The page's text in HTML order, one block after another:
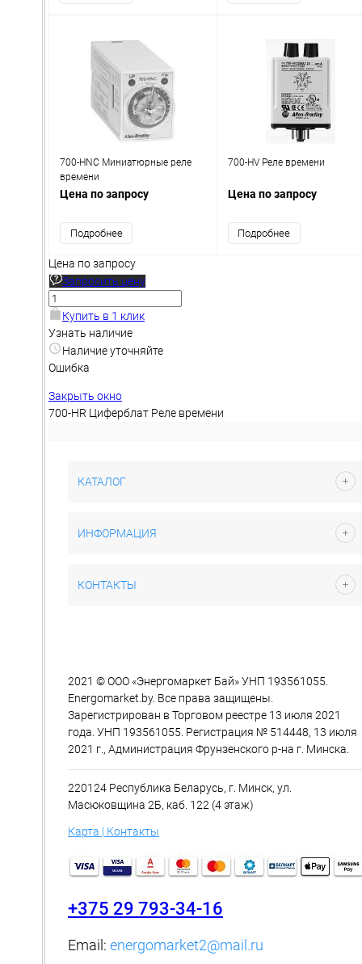
700-HNC Миниатюрные реле
времени
Цена по запросу
Подробнее
700-HV Реле времени
Цена по запросу
Подробнее
Цена по запросу
Запросить цену
Купить в 1 клик
Узнать наличие
Наличие уточняйте
Ошибка
Закрыть окно
700-HR Циферблат Реле времени
КАТАЛОГ
ИНФОРМАЦИЯ
КОНТАКТЫ
2021 © ООО «Энергомаркет Бай» УНП 193561055.
Energomarket.by. Все права защищены.
Зарегистрирован в Торговом реестре 13 июля 2021
года. УНП 193561055. Регистрация № 514448, 13 июля
2021 г., Администрация Фрунзенского р-на г. Минска.
220124 Республика Беларусь, г. Минск, ул.
Масюковщина 2Б, каб. 122 (4 этаж)
Карта | Контакты
+375 29 793-34-16
Email: energomarket2@mail.ru